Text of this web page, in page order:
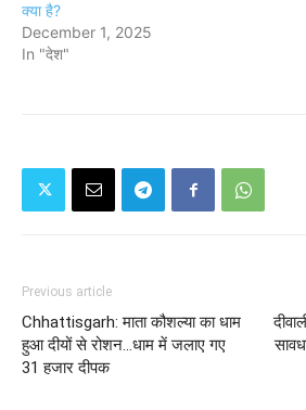
क्या है?
December 1, 2025
In "देश"
Previous article
Chhattisgarh: माता कौशल्या का धाम
हुआ दीयों से रोशन...धाम में जलाए गए
31 हजार दीपक